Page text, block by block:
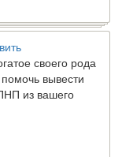
своего рода
вывести
из вашего